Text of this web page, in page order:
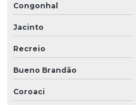
Congonhal
Jacinto
Recreio
Bueno Brandão
Coroaci